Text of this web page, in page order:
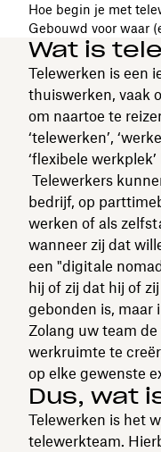
Hoe begin je met
Gebouwd voor waar
Wat is
Telewerken is een
thuiswerken, vaak
om naartoe te
‘telewerken’,
‘flexibele
Telewerkers
bedrijf, op
werken of als
wanneer zij dat
een "digitale
hij of zij dat hij of
gebonden is, maar
Zolang uw team
werkruimte te
op elke gewenste
Dus, wat
Telewerken is het
telewerkteam.